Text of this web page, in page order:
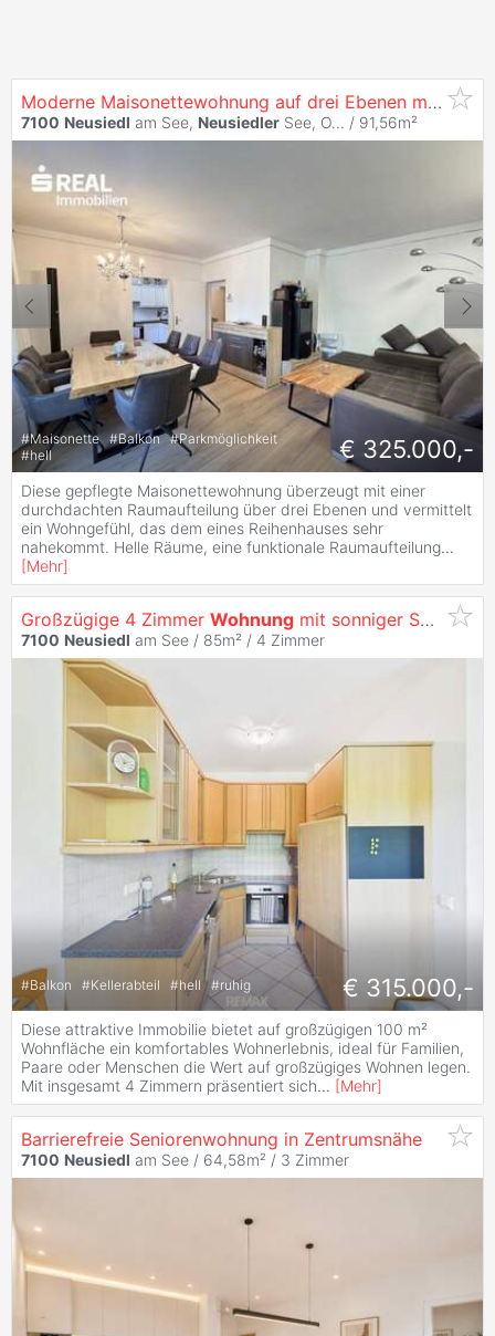
Moderne Maisonettewohnung auf drei Ebenen mit Balkon, Klimaanlage und eigenem Stellplatz
7100 Neusiedl am See, Neusiedler See, O... / 91,56m²
#Maisonette #Balkon #Parkmöglichkeit
#hell € 325.000,-
Diese gepflegte Maisonettewohnung überzeugt mit einer
durchdachten Raumaufteilung über drei Ebenen und vermittelt
ein Wohngefühl, das dem eines Reihenhauses sehr
nahekommt. Helle Räume, eine funktionale Raumaufteilung...
[Mehr]
Großzügige 4 Zimmer Wohnung mit sonniger Südwest Loggia und Waldblick
7100 Neusiedl am See / 85m² / 4 Zimmer
#Balkon #Kellerabteil #hell #ruhig € 315.000,-
Diese attraktive Immobilie bietet auf großzügigen 100 m²
Wohnfläche ein komfortables Wohnerlebnis, ideal für Familien,
Paare oder Menschen die Wert auf großzügiges Wohnen legen.
Mit insgesamt 4 Zimmern präsentiert sich... [Mehr]
Barrierefreie Seniorenwohnung in Zentrumsnähe
7100 Neusiedl am See / 64,58m² / 3 Zimmer